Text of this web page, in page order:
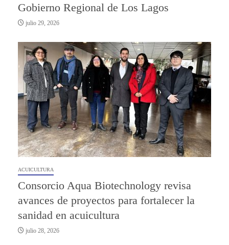
Gobierno Regional de Los Lagos
julio 29, 2026
ACUICULTURA
Consorcio Aqua Biotechnology revisa
avances de proyectos para fortalecer la
sanidad en acuicultura
julio 28, 2026